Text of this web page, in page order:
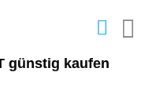
günstig kaufen